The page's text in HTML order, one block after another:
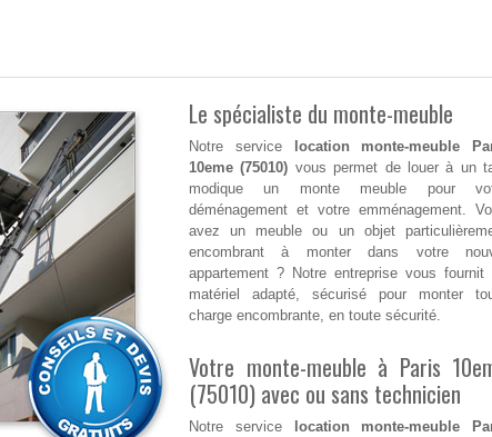
Le spécialiste du monte-meuble
Notre service
location monte-meuble
10eme (75010) vous permet de louer à un
modique un monte meuble pour
déménagement et votre emménagement.
avez un meuble ou un objet
encombrant à monter dans votre
appartement ? Notre entreprise vous fournit
matériel adapté, sécurisé pour monter
charge encombrante, en toute sécurité.
Votre monte-meuble à Paris
(75010) avec ou sans technicien
Notre service
location monte-meuble